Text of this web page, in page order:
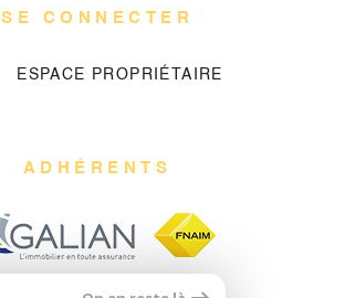
SE CONNECTER
ESPACE PROPRIÉTAIRE
ADHÉRENTS